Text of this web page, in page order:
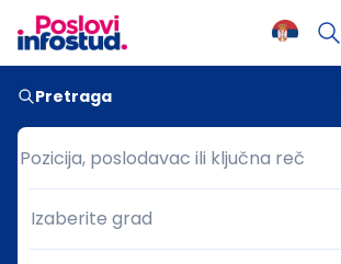
Pretraga
Pozicija, poslodavac ili ključna reč
Pozicija, poslodavac ili ključna reč
Grad
Izaberite grad